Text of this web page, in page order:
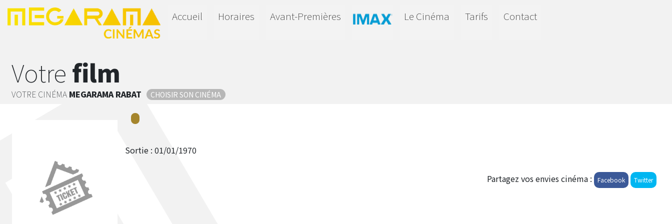
Accueil Horaires Avant-Premières Le Cinéma Tarifs Contact
Votre film
VOTRE CINÉMA MEGARAMARABAT CHOISIR SON CINÉMA
Sortie : 01/01/1970
Partagez vos envies cinéma : Facebook Twitter